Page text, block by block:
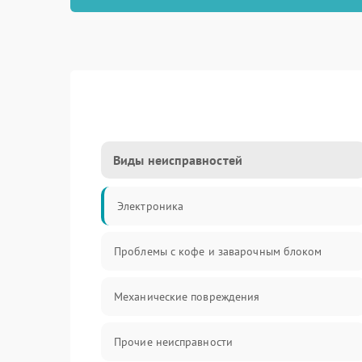
Виды неисправностей
Электроника
Проблемы с кофе и заварочным блоком
Механические повреждения
Прочие неисправности